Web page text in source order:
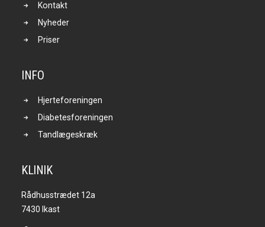
Kontakt
Nyheder
Priser
INFO
Hjerteforeningen
Diabetesforeningen
Tandlægeskræk
KLINIK
Rådhusstrædet 12a
7430 Ikast